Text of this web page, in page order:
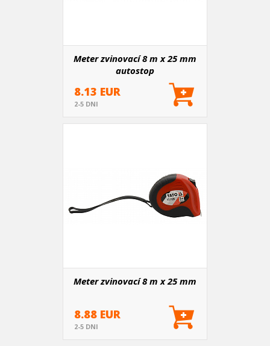
Meter zvinovací 8 m x 25 mm
autostop
8.13 EUR
2-5 DNI
Meter zvinovací 8 m x 25 mm
8.88 EUR
2-5 DNI